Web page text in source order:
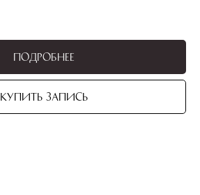
Подробнее
Купить запись